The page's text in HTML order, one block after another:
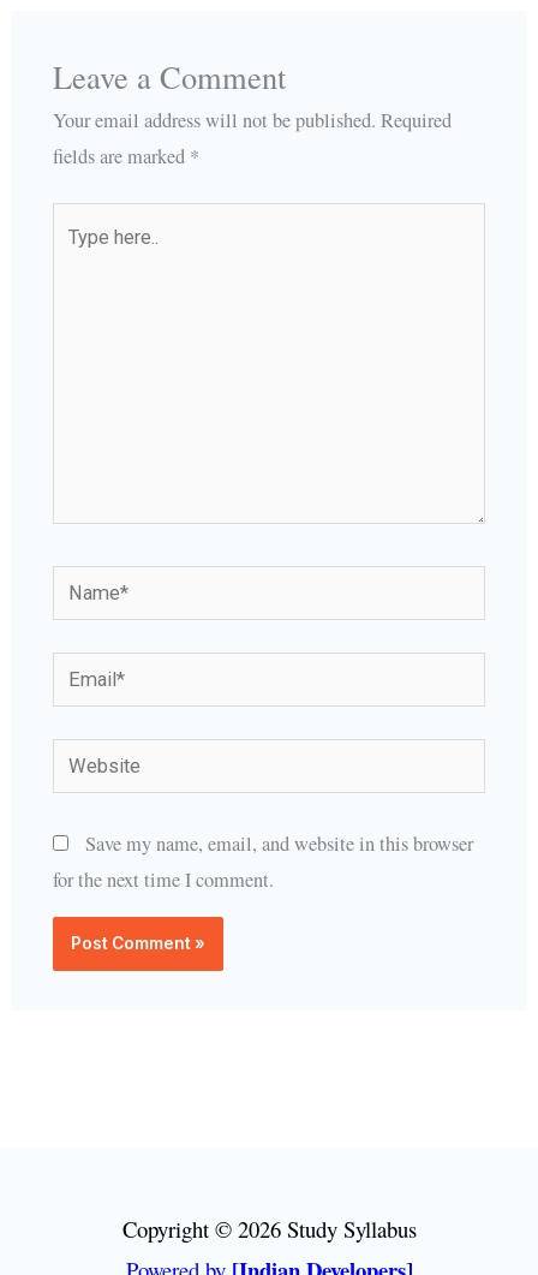
Leave a Comment
Your email address will not be published. Required
fields are marked *
here..
Name*
Email*
Website
Save my name, email, and website in this browser
for the next time I comment.
Copyright © 2026 Study Syllabus